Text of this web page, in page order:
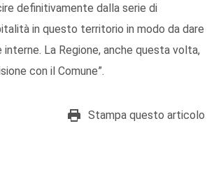
definitivamente dalla serie di
in questo territorio in modo da dare
La Regione, anche questa volta,
con il Comune”.
Stampa questo articolo